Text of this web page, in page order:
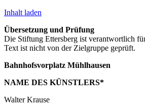
Inhalt laden
Übersetzung und Prüfung
Die Stiftung Ettersberg ist verantwortlich
Text ist nicht von der Zielgruppe geprüft.
Bahnhofsvorplatz Mühlhausen
NAME DES KÜNSTLERS*
Walter Krause